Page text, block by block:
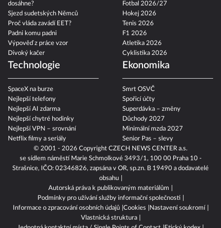
© 2001 - 2026 Copyright CZECH NEWS CENTER a.s.
se sídlem náměstí Marie Schmolkové 3493/1, 100 00 Praha 10 -
Strašnice, IČO: 02346826, zapsána v OR, sp.zn. B 19490 a dodavatelé
obsahu
Autorská práva k publikovaným materiálům
Podmínky pro užívání služby informační společnosti
Informace o zpracování osobních údajů Cookies
Nastavení soukromí
Vlastnická struktura
dosáhne?
Sjezd sudetských Němců
Proč vláda zavádí EET?
Padni komu padni
Výpověď z práce vzor
Divoký kačer
Fotbal 2026/27
Hokej 2026
Tenis 2026
F1 2026
Atletika 2026
Cyklistika 2026
Technologie
SpaceX na burze
Nejlepší telefony
Nejlepší AI zdarma
Nejlepší chytré hodinky
Nejlepší VPN – srovnání
Netflix filmy a seriály
Ekonomika
Smrt OSVČ
Spořicí účty
Superdávka – změny
Důchody 2027
Minimální mzda 2027
Senior Pas – slevy